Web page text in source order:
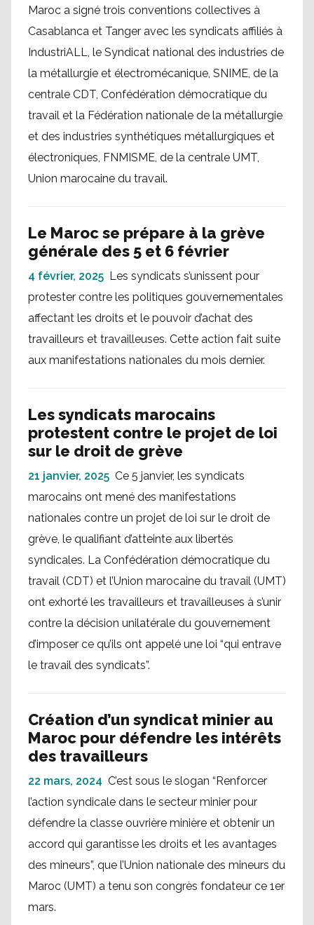
Maroc a signé trois conventions collectives à
Casablanca et Tanger avec les syndicats affiliés à
IndustriALL, le Syndicat national des industries de
la métallurgie et électromécanique, SNIME, de la
centrale CDT, Confédération démocratique du
travail et la Fédération nationale de la métallurgie
et des industries synthétiques métallurgiques et
électroniques, FNMISME, de la centrale UMT,
Union marocaine du travail.
Le Maroc se prépare à la grève
générale des 5 et 6 février
4 février, 2025 Les syndicats s’unissent pour
protester contre les politiques gouvernementales
affectant les droits et le pouvoir d’achat des
travailleurs et travailleuses. Cette action fait suite
aux manifestations nationales du mois dernier.
Les syndicats marocains
protestent contre le projet de loi
sur le droit de grève
21 janvier, 2025 Ce 5 janvier, les syndicats
marocains ont mené des manifestations
nationales contre un projet de loi sur le droit de
grève, le qualifiant d’atteinte aux libertés
syndicales. La Confédération démocratique du
travail (CDT) et l’Union marocaine du travail (UMT)
ont exhorté les travailleurs et travailleuses à s’unir
contre la décision unilatérale du gouvernement
d’imposer ce qu’ils ont appelé une loi “qui entrave
le travail des syndicats”.
Création d’un syndicat minier au
Maroc pour défendre les intérêts
des travailleurs
22 mars, 2024 C’est sous le slogan “Renforcer
l’action syndicale dans le secteur minier pour
défendre la classe ouvrière minière et obtenir un
accord qui garantisse les droits et les avantages
des mineurs”, que l’Union nationale des mineurs du
Maroc (UMT) a tenu son congrès fondateur ce 1er
mars.